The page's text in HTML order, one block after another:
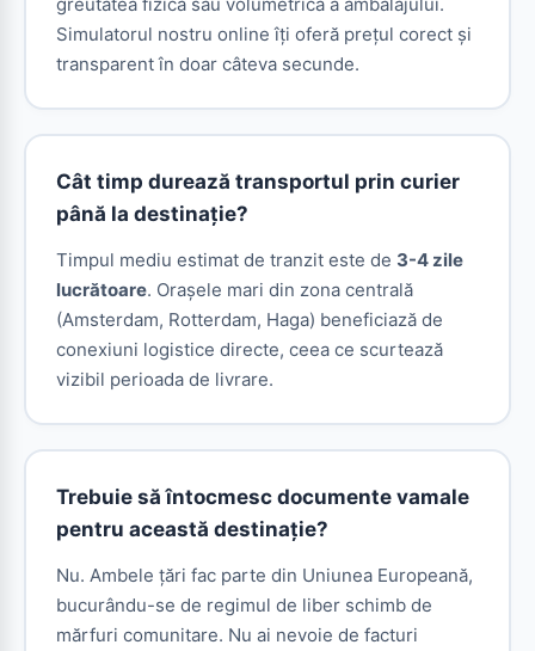
Simulatorul nostru online îți oferă prețul corect și
transparent în doar câteva secunde.
Cât timp durează transportul prin curier
până la destinație?
Timpul mediu estimat de tranzit este de 3-4 zile
lucrătoare. Orașele mari din zona centrală
(Amsterdam, Rotterdam, Haga) beneficiază de
conexiuni logistice directe, ceea ce scurtează
vizibil perioada de livrare.
Trebuie să întocmesc documente vamale
pentru această destinație?
Nu. Ambele țări fac parte din Uniunea Europeană,
bucurându-se de regimul de liber schimb de
mărfuri comunitare. Nu ai nevoie de facturi